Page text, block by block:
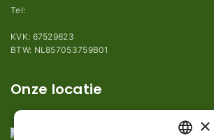
Tel:
KVK: 67529623
BTW: NL857053759B01
Onze locatie
×